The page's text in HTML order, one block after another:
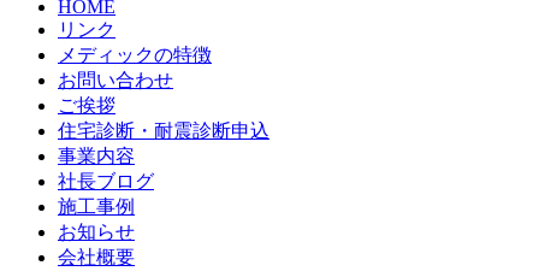
HOME
リンク
メディックの特徴
お問い合わせ
ご挨拶
住宅診断・耐震診断申込
事業内容
社長ブログ
施工事例
お知らせ
会社概要